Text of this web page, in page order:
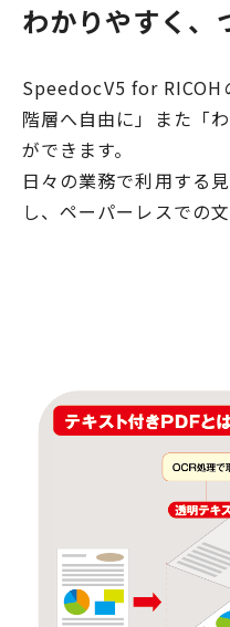
わかりやすく、
SpeedocV5 for RICOH
階層へ自由に」また「
ができます。
日々の業務で利用する
し、ペーパーレスでの